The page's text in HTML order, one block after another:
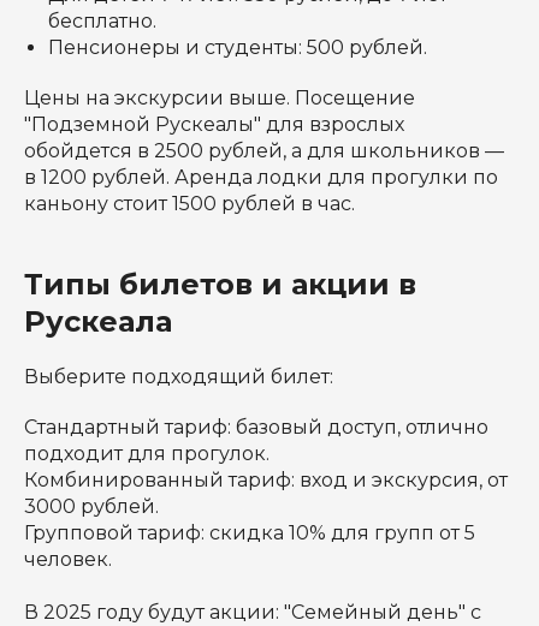
бесплатно.
Пенсионеры и студенты: 500 рублей.
Цены на экскурсии выше. Посещение
"Подземной Рускеалы" для взрослых
обойдется в 2500 рублей, а для школьников —
в 1200 рублей. Аренда лодки для прогулки по
каньону стоит 1500 рублей в час.
Типы билетов и акции в
Рускеала
Выберите подходящий билет:
Стандартный тариф: базовый доступ, отлично
подходит для прогулок.
Комбинированный тариф: вход и экскурсия, от
3000 рублей.
Групповой тариф: скидка 10% для групп от 5
человек.
В 2025 году будут акции: "Семейный день" с